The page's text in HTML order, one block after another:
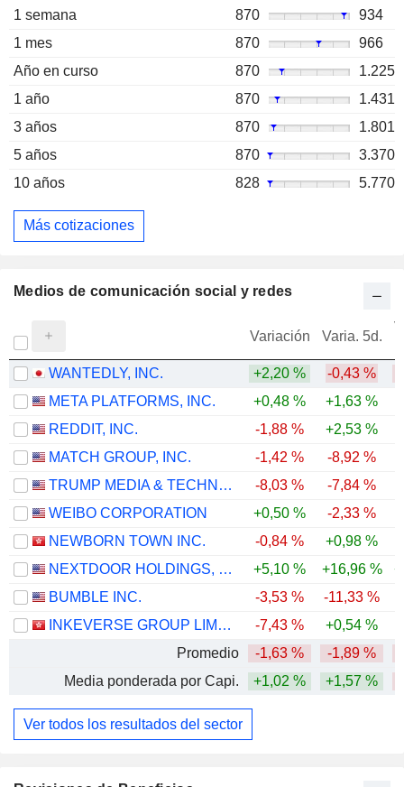
1 semana 870
934
1 mes
870
966
Año en curso
870
1.225
1 año
870
1.431
3 años
870
1.801
5 años
870
3.370
10 años
828 5.770
Más cotizaciones
Medios de comunicación social y redes
Variación Varia. 5d.
WANTEDLY, INC. +2,20 % -0,43 %
META PLATFORMS, INC.
+0,48 % +1,63 %
REDDIT, INC.
-1,88 % +2,53 %
MATCH GROUP, INC.
-1,42 % -8,92 %
TRUMP MEDIA & TECHNOLOGY GROUP CORP.
-8,03 % -7,84 %
WEIBO CORPORATION
+0,50 % -2,33 %
NEWBORN TOWN INC.
-0,84 % +0,98 %
NEXTDOOR HOLDINGS, INC.
+5,10 % +16,96 %
BUMBLE INC.
-3,53 % -11,33 %
INKEVERSE GROUP LIMITED
-7,43 % +0,54 %
Promedio
-1,63 % -1,89 %
Media ponderada por Capi.
+1,02 % +1,57 %
Ver todos los resultados del sector